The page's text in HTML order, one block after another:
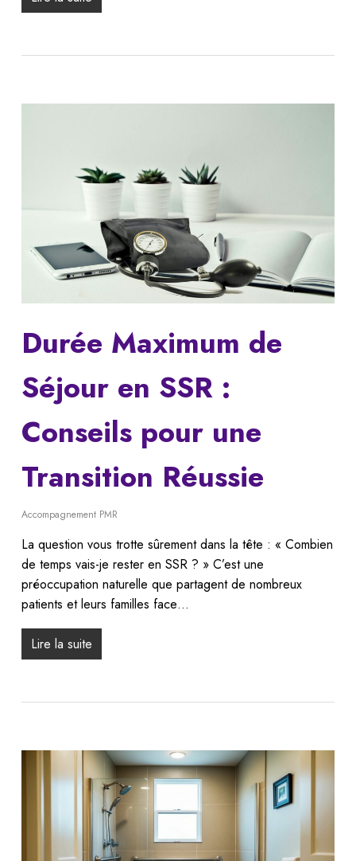
Durée Maximum de
Séjour en SSR :
Conseils pour une
Transition Réussie
Accompagnement PMR
La question vous trotte sûrement dans la tête : « Combien
de temps vais-je rester en SSR ? » C’est une
préoccupation naturelle que partagent de nombreux
patients et leurs familles face…
Lire la suite